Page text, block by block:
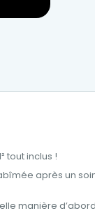
tout inclus !
après un
manière